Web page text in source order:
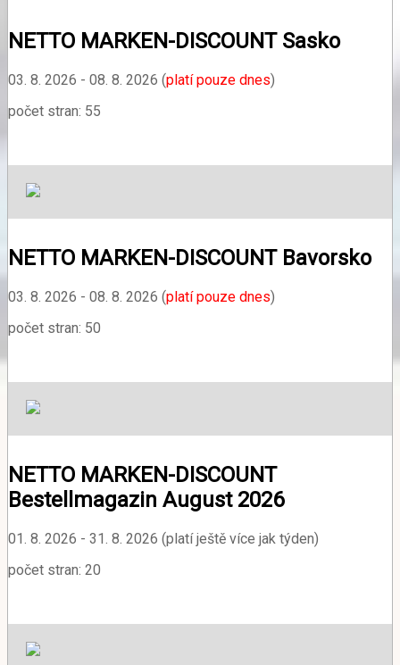
NETTO MARKEN-DISCOUNT Sasko
03. 8. 2026 - 08. 8. 2026 (platí pouze dnes)
počet stran: 55
NETTO MARKEN-DISCOUNT Bavorsko
03. 8. 2026 - 08. 8. 2026 (platí pouze dnes)
počet stran: 50
NETTO MARKEN-DISCOUNT
Bestellmagazin August 2026
01. 8. 2026 - 31. 8. 2026 (platí ještě více jak týden)
počet stran: 20